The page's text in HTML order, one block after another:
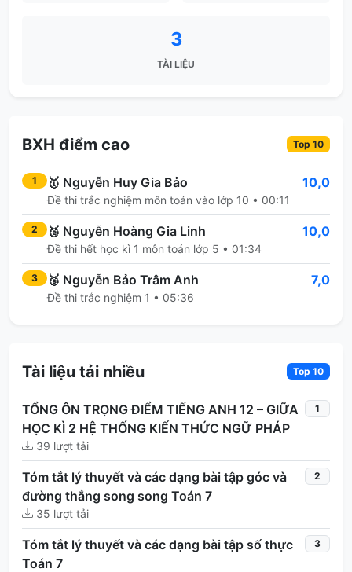
3
TÀI LIỆU
BXH điểm cao Top 10
1 🥇 Nguyễn Huy Gia Bảo
Đề thi trắc nghiệm môn toán vào lớp 10 • 00:11
10,0
2 🥈 Nguyễn Hoàng Gia Linh
Đề thi hết học kì 1 môn toán lớp 5 • 01:34
10,0
3 🥉 Nguyễn Bảo Trâm Anh
Đề thi trắc nghiệm 1 • 05:36
7,0
Tài liệu tải nhiều Top 10
TỔNG ÔN TRỌNG ĐIỂM TIẾNG ANH 12 – GIỮA
HỌC KÌ 2 HỆ THỐNG KIẾN THỨC NGỮ PHÁP
39 lượt tải
1
Tóm tắt lý thuyết và các dạng bài tập góc và
đường thẳng song song Toán 7
35 lượt tải
2
Tóm tắt lý thuyết và các dạng bài tập số thực
Toán 7
3